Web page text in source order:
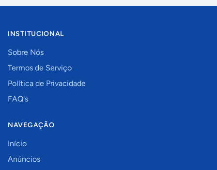
INSTITUCIONAL
Sobre Nós
Termos de Serviço
Política de Privacidade
FAQ's
NAVEGAÇÃO
Início
Anúncios